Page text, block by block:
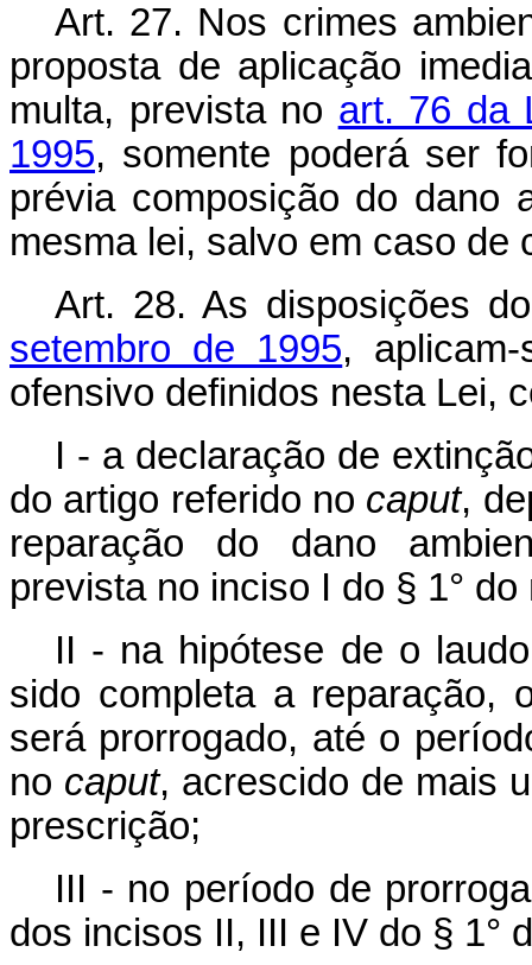
Art. 27. Nos crimes
proposta de aplicação
multa, prevista no art. 76 da
1995, somente poderá ser
prévia composição do dano
mesma lei, salvo em caso de
Art. 28. As disposições
setembro de 1995,
ofensivo definidos nesta Lei,
I - a declaração de
do artigo referido no caput,
reparação do dano
prevista no inciso I do § 1°
II - na hipótese de o
sido completa a reparação,
será prorrogado, até o
no caput, acrescido de mais
prescrição;
III - no período de
dos incisos II, III e IV do § 1°